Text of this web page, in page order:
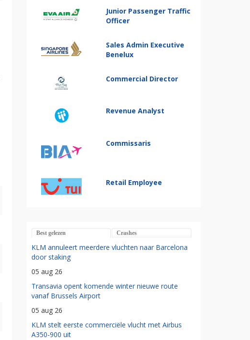
Junior Passenger Traffic
Officer
Sales Admin Executive
Benelux
Commercial Director
Revenue Analyst
Commissaris
Retail Employee
Best gelezen Crashes
KLM annuleert meerdere vluchten naar Barcelona
door staking
05 aug 26
Transavia opent komende winter nieuwe route
vanaf Brussels Airport
05 aug 26
KLM stelt eerste commerciële vlucht met Airbus
A350-900 uit